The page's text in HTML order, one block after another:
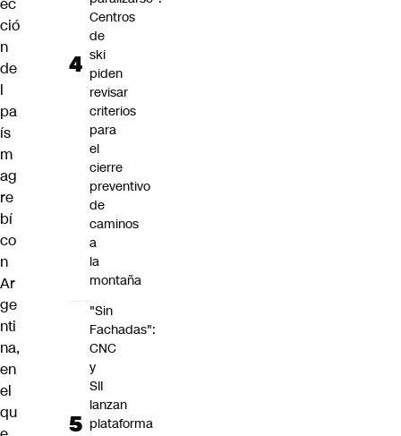
ció
n
de
l
pa
ís
m
ag
re
bí
co
n
Ar
ge
nti
na,
en
el
qu
Centros
de
ski
piden
revisar
criterios
para
el
cierre
preventivo
de
caminos
a
la
montaña
"Sin
Fachadas":
CNC
y
SII
lanzan
plataforma